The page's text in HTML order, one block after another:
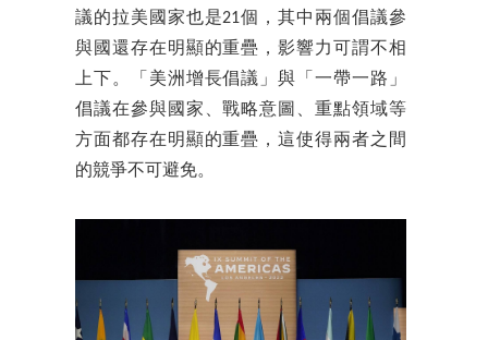
議的拉美國家也是21個，其中兩個倡議參
與國還存在明顯的重疊，影響力可謂不相
上下。「美洲增長倡議」與「一帶一路」
倡議在參與國家、戰略意圖、重點領域等
方面都存在明顯的重疊，這使得兩者之間
的競爭不可避免。